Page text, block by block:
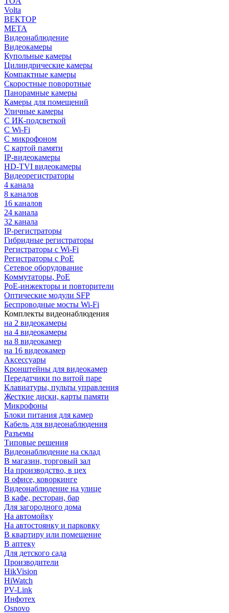
Volta
ВЕКТОР
МЕТА
Видеонаблюдение
Видеокамеры
Купольные камеры
Цилиндрические камеры
Компактные камеры
Скоростные поворотные
Панорамные камеры
Камеры для помещений
Уличные камеры
С ИК-подсветкой
С Wi-Fi
С микрофоном
С картой памяти
IP-видеокамеры
HD-TVI видеокамеры
Видеорегистраторы
4 канала
8 каналов
16 каналов
24 канала
32 канала
IP-регистраторы
Гибридные регистраторы
Регистраторы с Wi-Fi
Регистраторы с PoE
Сетевое оборудование
Коммутаторы, PoE
PoE-инжекторы и повторители
Оптические модули SFP
Беспроводные мосты Wi-Fi
Комплекты видеонаблюдения
на 2 видеокамеры
на 4 видеокамеры
на 8 видеокамер
на 16 видеокамер
Аксессуары
Кронштейны для видеокамер
Передатчики по витой паре
Клавиатуры, пульты управления
Жесткие диски, карты памяти
Микрофоны
Блоки питания для камер
Кабель для видеонаблюдения
Разъемы
Типовые решения
Видеонаблюдение на склад
В магазин, торговый зал
На производство, в цех
В офисе, коворкинге
Видеонаблюдение на улице
В кафе, ресторан, бар
Для загородного дома
На автомойку
На автостоянку и парковку
В квартиру или помещение
В аптеку
Для детского сада
Производители
HikVision
HiWatch
PV-Link
Инфотех
Osnovo